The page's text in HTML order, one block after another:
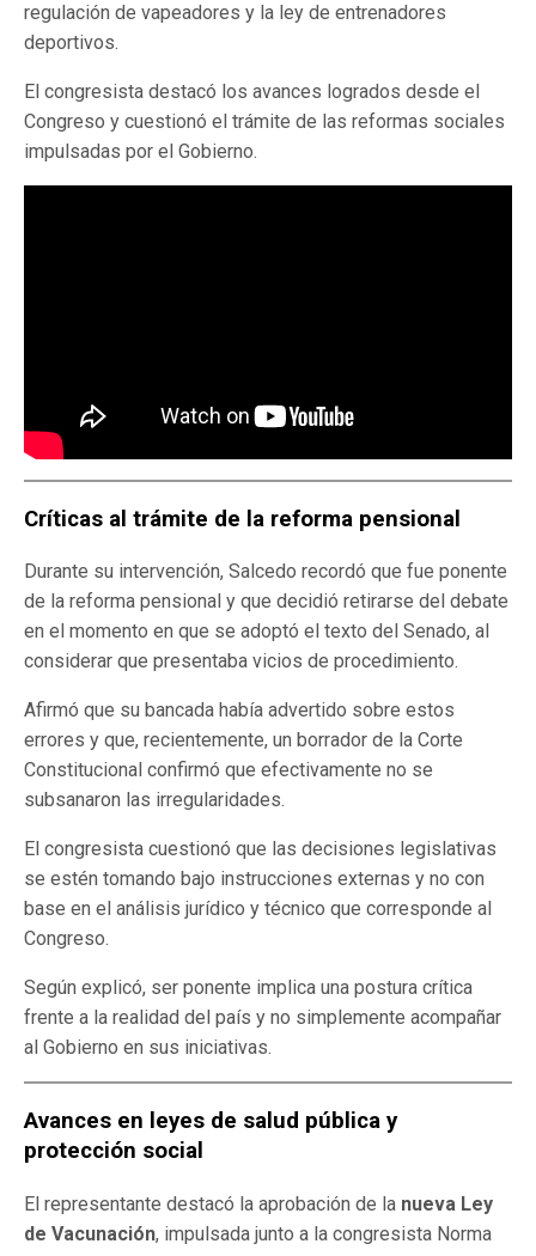
regulación de vapeadores y la ley de entrenadores
deportivos.
El congresista destacó los avances logrados desde el
Congreso y cuestionó el trámite de las reformas sociales
impulsadas por el Gobierno.
Críticas al trámite de la reforma pensional
Durante su intervención, Salcedo recordó que fue ponente
de la reforma pensional y que decidió retirarse del debate
en el momento en que se adoptó el texto del Senado, al
considerar que presentaba vicios de procedimiento.
Afirmó que su bancada había advertido sobre estos
errores y que, recientemente, un borrador de la Corte
Constitucional confirmó que efectivamente no se
subsanaron las irregularidades.
El congresista cuestionó que las decisiones legislativas
se estén tomando bajo instrucciones externas y no con
base en el análisis jurídico y técnico que corresponde al
Congreso.
Según explicó, ser ponente implica una postura crítica
frente a la realidad del país y no simplemente acompañar
al Gobierno en sus iniciativas.
Avances en leyes de salud pública y
protección social
El representante destacó la aprobación de la nueva Ley
de Vacunación, impulsada junto a la congresista Norma